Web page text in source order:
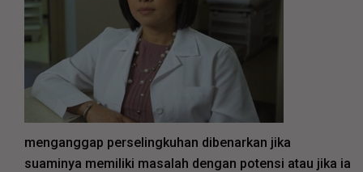
menganggap perselingkuhan dibenarkan jika
suaminya memiliki masalah dengan potensi atau jika ia